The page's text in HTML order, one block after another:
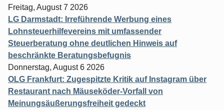
Freitag, August 7 2026
LG Darmstadt: Irreführende Werbung eines
Lohnsteuerhilfevereins mit umfassender
Steuerberatung ohne deutlichen Hinweis auf
beschränkte Beratungsbefugnis
Donnerstag, August 6 2026
OLG Frankfurt: Zugespitzte Kritik auf Instagram über
Restaurant nach Mäuseköder-Vorfall von
Meinungsäußerungsfreiheit gedeckt